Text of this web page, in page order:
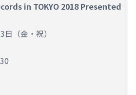
in TOKYO 2018 Presented
（金・祝）